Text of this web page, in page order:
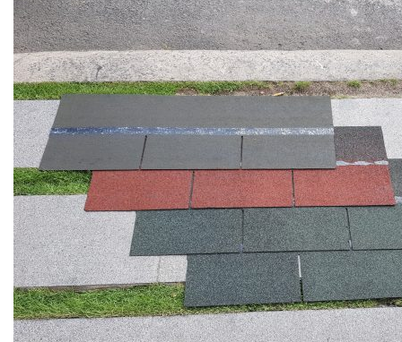
MILANO
SHAKE
SENATOR
ANTICA
CF SLATE
CALIBRE
TẤM LỢP KIM LOẠI
PREMIUM - COPPER PRESTIGE ULTIMETAL HD
PREMIUM - COPPER PRESTIGE COMPACT PLUS
PREMIUM - COPPER PRESTIGE ELITE
PREMIUM - COPPER PRESTIGE TRADITIONAL